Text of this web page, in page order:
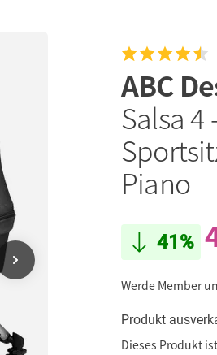
ABC
Salsa
Piano
41%
Werde Member
Produkt
Dieses Produkt